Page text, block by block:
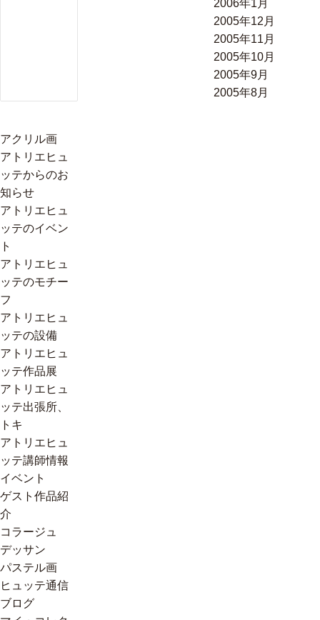
2006年1月
2005年12月
2005年11月
2005年10月
2005年9月
2005年8月
アクリル画
アトリエヒュ
ッテからのお
知らせ
アトリエヒュ
ッテのイベン
ト
アトリエヒュ
ッテのモチー
フ
アトリエヒュ
ッテの設備
アトリエヒュ
ッテ作品展
アトリエヒュ
ッテ出張所、
トキ
アトリエヒュ
ッテ講師情報
イベント
ゲスト作品紹
介
コラージュ
デッサン
パステル画
ヒュッテ通信
ブログ